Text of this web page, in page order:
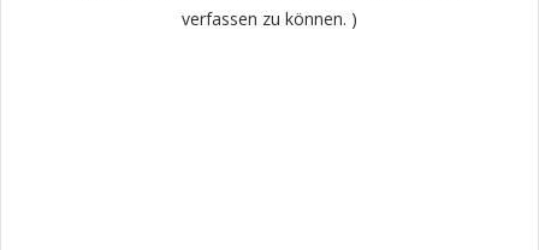
verfassen zu können. )